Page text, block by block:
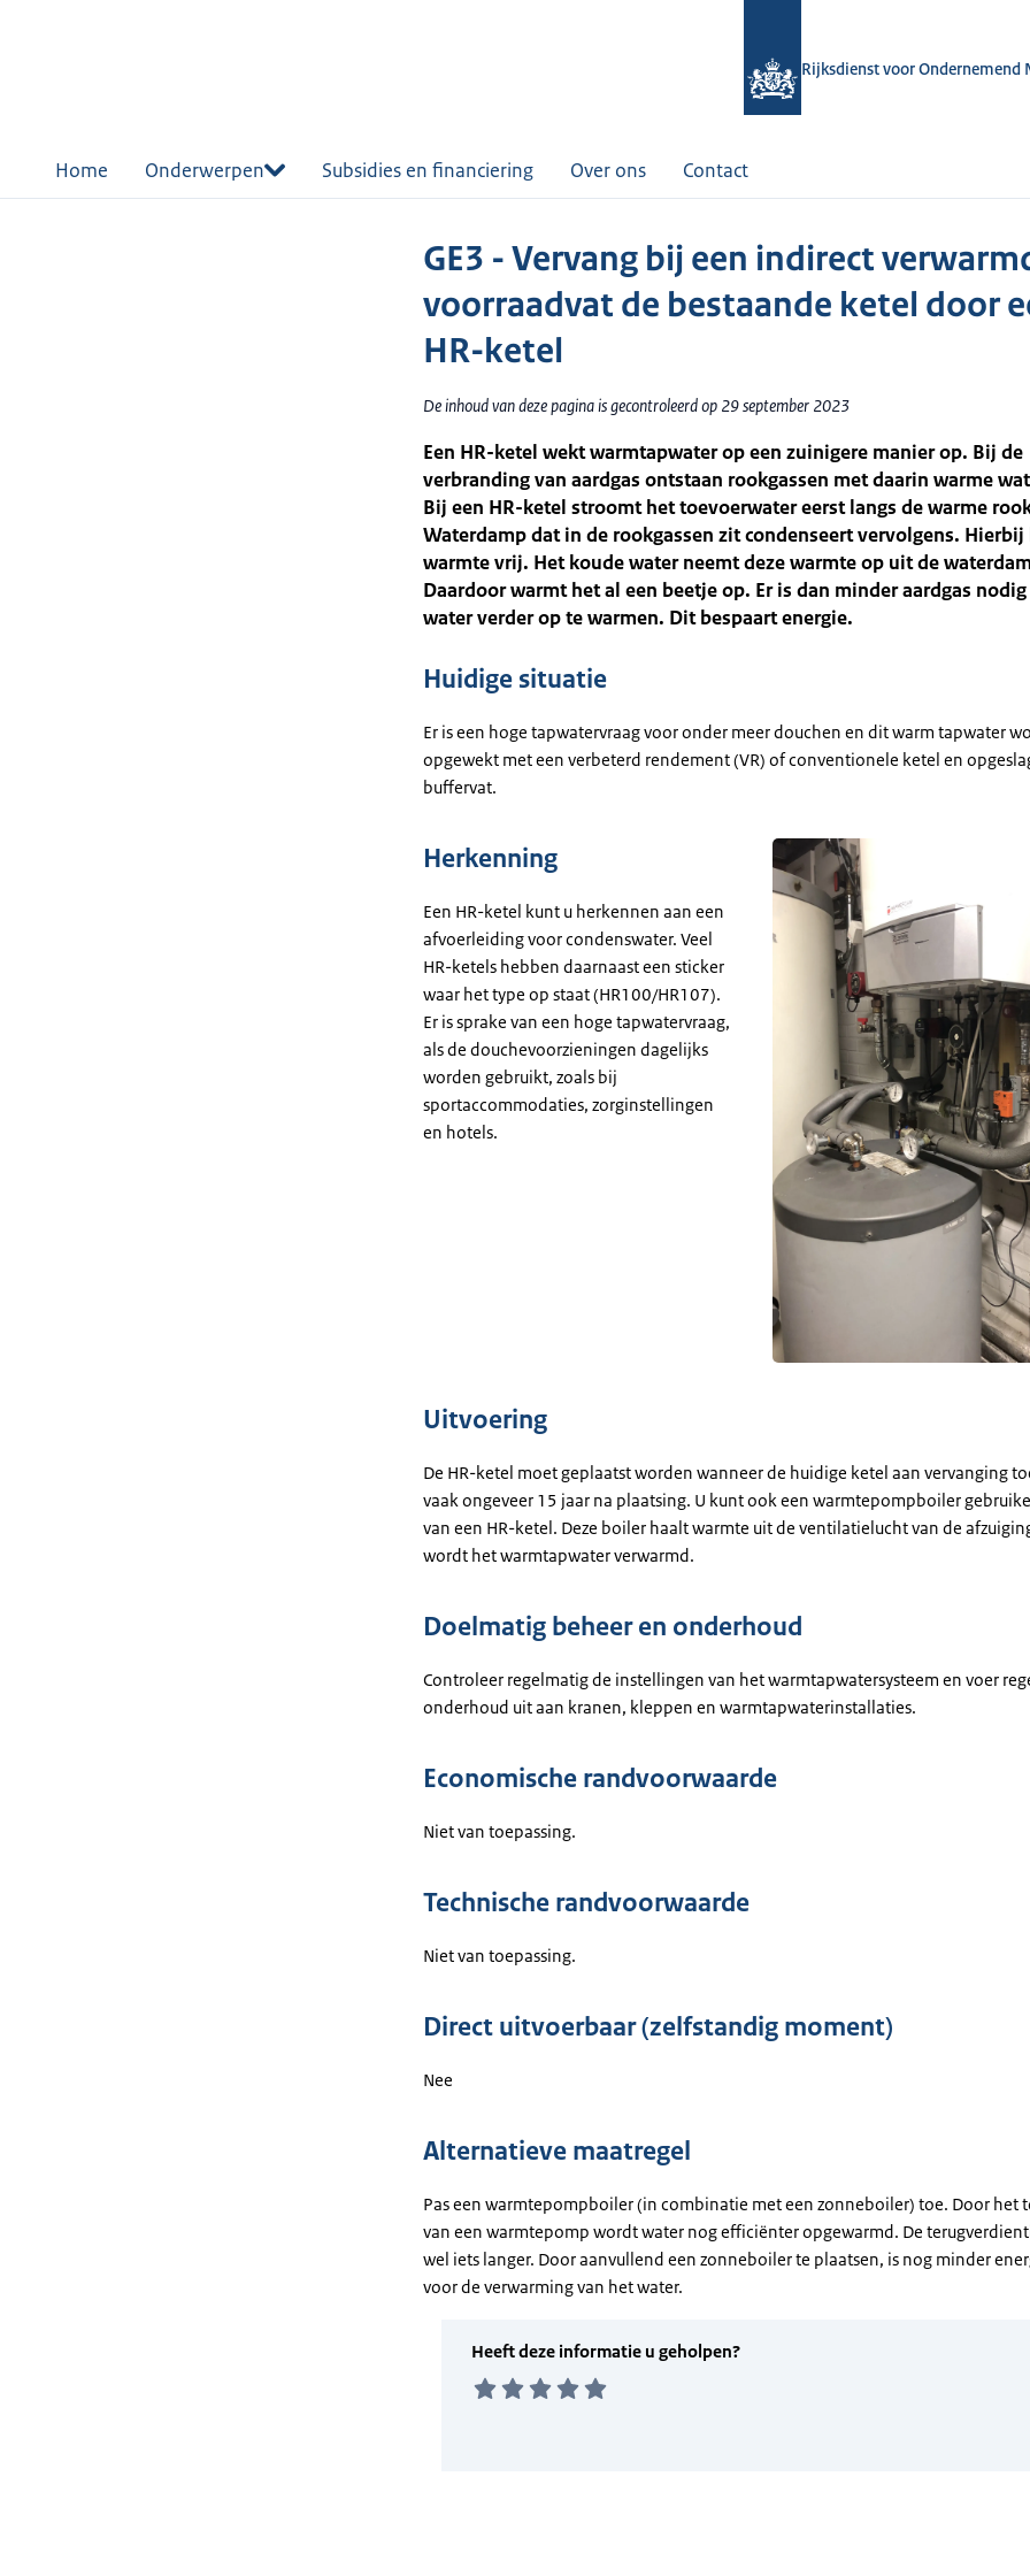
Rijksdienst voor Ondernemend
Home Onderwerpen Subsidies en financiering Over ons Contact
GE3 - Vervang bij een indirect
voorraadvat de bestaande ketel door
HR-ketel
De inhoud van deze pagina is gecontroleerd op 29 september 2023
Een HR-ketel wekt warmtapwater op een zuinigere manier op. Bij de
verbranding van aardgas ontstaan rookgassen met daarin warme
Bij een HR-ketel stroomt het toevoerwater eerst langs de warme
Waterdamp dat in de rookgassen zit condenseert vervolgens.
warmte vrij. Het koude water neemt deze warmte op uit de
Daardoor warmt het al een beetje op. Er is dan minder aardgas
water verder op te warmen. Dit bespaart energie.
Huidige situatie
Er is een hoge tapwatervraag voor onder meer douchen en dit warm tapwater
opgewekt met een verbeterd rendement (VR) of conventionele ketel en
buffervat.
Herkenning
Een HR-ketel kunt u herkennen aan een
afvoerleiding voor condenswater. Veel
HR-ketels hebben daarnaast een sticker
waar het type op staat (HR100/HR107).
Er is sprake van een hoge tapwatervraag,
als de douchevoorzieningen dagelijks
worden gebruikt, zoals bij
sportaccommodaties, zorginstellingen
en hotels.
Uitvoering
De HR-ketel moet geplaatst worden wanneer de huidige ketel aan vervanging
vaak ongeveer 15 jaar na plaatsing. U kunt ook een warmtepompboiler
van een HR-ketel. Deze boiler haalt warmte uit de ventilatielucht van de
wordt het warmtapwater verwarmd.
Doelmatig beheer en onderhoud
Controleer regelmatig de instellingen van het warmtapwatersysteem en voer
onderhoud uit aan kranen, kleppen en warmtapwaterinstallaties.
Economische randvoorwaarde
Niet van toepassing.
Technische randvoorwaarde
Niet van toepassing.
Direct uitvoerbaar (zelfstandig moment)
Nee
Alternatieve maatregel
Pas een warmtepompboiler (in combinatie met een zonneboiler) toe. Door het
van een warmtepomp wordt water nog efficiënter opgewarmd. De
wel iets langer. Door aanvullend een zonneboiler te plaatsen, is nog minder
voor de verwarming van het water.